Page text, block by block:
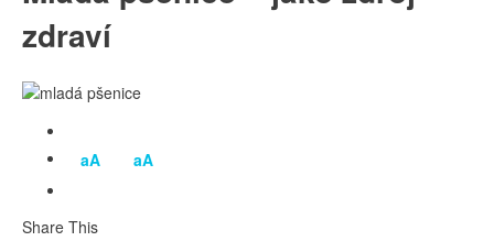
zdraví
aA aA
Share This